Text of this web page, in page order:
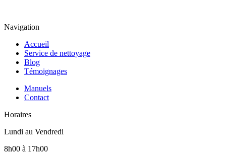
Navigation
Accueil
Service de nettoyage
Blog
Témoignages
Manuels
Contact
Horaires
Lundi au Vendredi
8h00 à 17h00